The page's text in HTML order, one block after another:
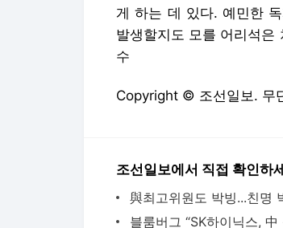
게 하는 데 있다. 예민한
발생할지도 모를 어리석은
수
Copyright © 조선일보. 무
조선일보에서 직접 확인하